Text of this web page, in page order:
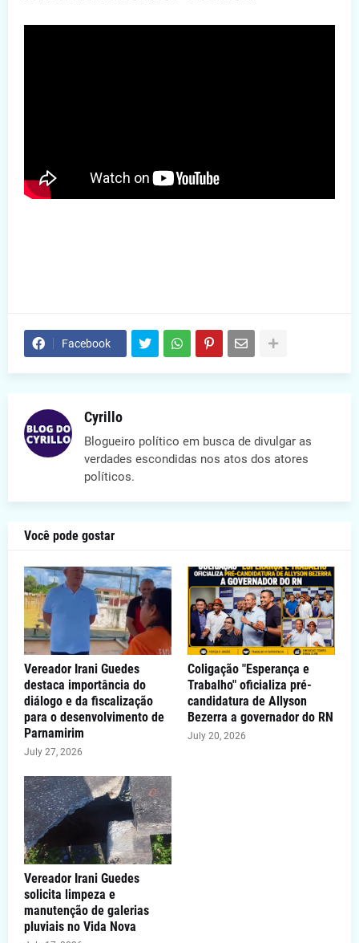
Facebook
Cyrillo
Blogueiro político em busca de divulgar as
verdades escondidas nos atos dos atores
políticos.
Você pode gostar
Vereador Irani Guedes
destaca importância do
diálogo e da fiscalização
para o desenvolvimento de
Parnamirim
July 27, 2026
Coligação "Esperança e
Trabalho" oficializa pré-
candidatura de Allyson
Bezerra a governador do RN
July 20, 2026
Vereador Irani Guedes
solicita limpeza e
manutenção de galerias
pluviais no Vida Nova